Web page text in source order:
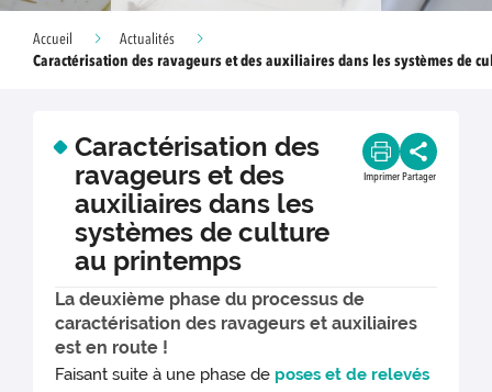
Accueil
Actualités
Caractérisation des ravageurs et des auxiliaires dans les systèmes de
Caractérisation des
ravageurs et des
auxiliaires dans les
systèmes de culture
au printemps
Imprimer Partager
La deuxième phase du processus de
caractérisation des ravageurs et auxiliaires
est en route !
Faisant suite à une phase de poses et de relevés